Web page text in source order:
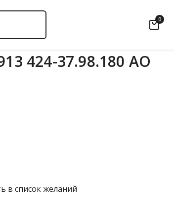
0
424-37.98.180 АО
в список желаний